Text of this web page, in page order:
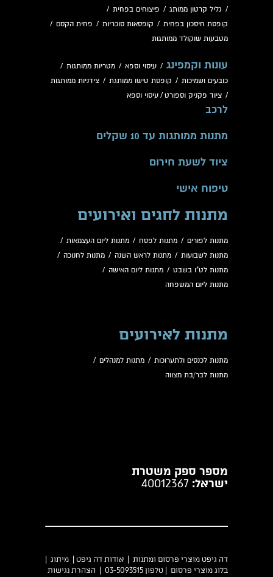
/ גליל קרטון ממותג / פיצוחים בפחית /
קופסת חיסכון בפחית / קופסאות סוכריות / פחית הקסם /
מטבעות שוקולד ממותגות
עונות וקמפינג / עיסוי וספא / מטריות ממותגות /
כובעים ושמיכות / קופסת טישו ממותגת / צידניות ממותגות
/ ציוד פקניק וספורט / עיסוי וספא
לרכב
מתנות ממותגות עד 10 שקלים
ציוד לשעת חירום
טיפוח אישי
מתנות לחגים ואירועים
מתנות לפורים / מתנות לפסח / מתנות ליום העצמאות /
מתנות לשבועות / מתנות לראש השנה / מתנות לחנוכה /
מתנות לט"ו בשבט / מתנות ליום האישה /
מתנות ליום המשפחה
מתנות לאירועים
מתנות לכנסים ולתערוכות / מתנות למנהלים /
מתנות לבר/בת מצווה
מספר ספק משטרת
ישראל:
דה גיפט מוצרי פרסום ומתנות | אודות דה גיפט מיתוג
בלוג מוצרי פרסום | טלפון 03-5093515 | הצהרת נגישות